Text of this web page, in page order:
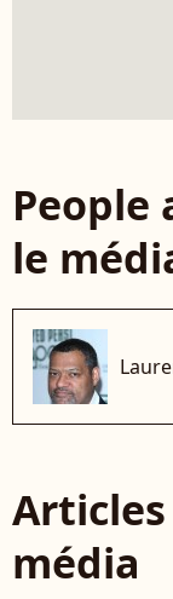
People
le
média